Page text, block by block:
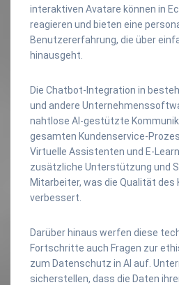
interaktiven Avatare können in
reagieren und bieten eine
Benutzererfahrung, die über
hinausgeht.
Die Chatbot-Integration in
und andere
nahtlose AI-gestützte
gesamten Kundenservice-
Virtuelle Assistenten und E-
zusätzliche Unterstützung und
Mitarbeiter, was die Qualität des
verbessert.
Darüber hinaus werfen diese
Fortschritte auch Fragen zur
zum Datenschutz in AI auf.
sicherstellen, dass die Daten